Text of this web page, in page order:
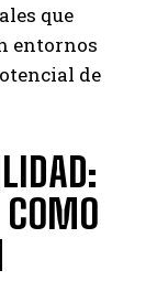
que
entornos
de